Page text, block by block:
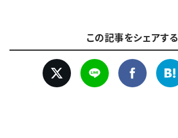
この記事をシェアする